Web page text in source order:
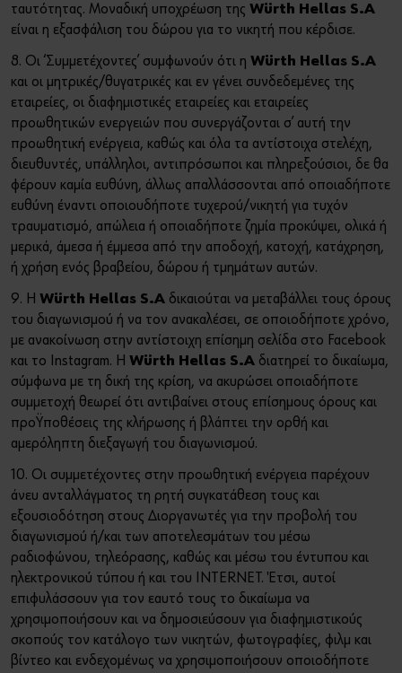
ταυτότητας. Μοναδική υποχρέωση της Würth Hellas S.A
είναι η εξασφάλιση του δώρου για το νικητή που κέρδισε.
8. Οι ‘Συμμετέχοντες’ συμφωνούν ότι η Würth Hellas S.A
και οι μητρικές/θυγατρικές και εν γένει συνδεδεμένες της
εταιρείες, οι διαφημιστικές εταιρείες και εταιρείες
προωθητικών ενεργειών που συνεργάζονται σ’ αυτή την
προωθητική ενέργεια, καθώς και όλα τα αντίστοιχα στελέχη,
διευθυντές, υπάλληλοι, αντιπρόσωποι και πληρεξούσιοι, δε θα
φέρουν καμία ευθύνη, άλλως απαλλάσσονται από οποιαδήποτε
ευθύνη έναντι οποιουδήποτε τυχερού/νικητή για τυχόν
τραυματισμό, απώλεια ή οποιαδήποτε ζημία προκύψει, ολικά ή
μερικά, άμεσα ή έμμεσα από την αποδοχή, κατοχή, κατάχρηση,
ή χρήση ενός βραβείου, δώρου ή τμημάτων αυτών.
9. H Würth Hellas S.A δικαιούται να μεταβάλλει τους όρους
του διαγωνισμού ή να τον ανακαλέσει, σε οποιοδήποτε χρόνο,
με ανακοίνωση στην αντίστοιχη επίσημη σελίδα στο Facebook
και το Instagram. H Würth Hellas S.A διατηρεί το δικαίωμα,
σύμφωνα με τη δική της κρίση, να ακυρώσει οποιαδήποτε
συμμετοχή θεωρεί ότι αντιβαίνει στους επίσημους όρους και
προϋποθέσεις της κλήρωσης ή βλάπτει την ορθή και
αμερόληπτη διεξαγωγή του διαγωνισμού.
10. Οι συμμετέχοντες στην προωθητική ενέργεια παρέχουν
άνευ ανταλλάγματος τη ρητή συγκατάθεση τους και
εξουσιοδότηση στους Διοργανωτές για την προβολή του
διαγωνισμού ή/και των αποτελεσμάτων του μέσω
ραδιοφώνου, τηλεόρασης, καθώς και μέσω του έντυπου και
ηλεκτρονικού τύπου ή και του INTERNET. Έτσι, αυτοί
επιφυλάσσουν για τον εαυτό τους το δικαίωμα να
χρησιμοποιήσουν και να δημοσιεύσουν για διαφημιστικούς
σκοπούς τον κατάλογο των νικητών, φωτογραφίες, φιλμ και
βίντεο και ενδεχομένως να χρησιμοποιήσουν οποιοδήποτε